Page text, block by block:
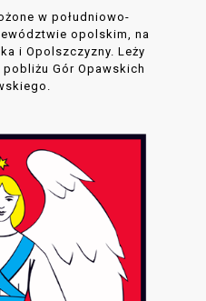
w południowo-
opolskim, na
i Opolszczyzny. Leży
Gór Opawskich